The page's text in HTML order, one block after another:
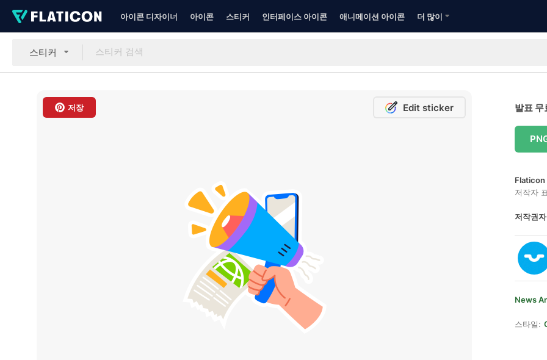
아이콘 디자이너 아이콘 스티커 인터페이스 아이콘 애니메이션 아이콘 더 많이
스티커
저장 Edit sticker 발표 무
Flaticon
저작자
저작권
News
스타일: